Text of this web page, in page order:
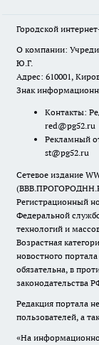
Городской
О компании:
Ю.Г.
Адрес: 610001,
Знак
Контакты:
red@pg52.ru
Рекламный
st@pg52.ru
Сетевое издание
Регистрационный
Федеральной
технологий и
Возрастная
новостного
обязательна, в
законодательства
Редакция портала
пользователей, а
«На